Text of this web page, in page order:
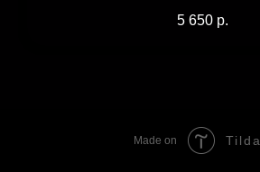
5 650 р.
Made on Tilda